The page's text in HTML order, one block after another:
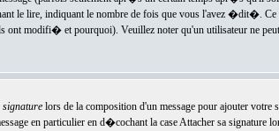
le lire, indiquant le nombre de fois que vous l'avez �dit�. Ce
modifi� et pourquoi). Veuillez noter qu'un utilisateur ne peut
signaturelors de la composition d'un message pour ajouter votre
en particulier en d�cochant la case Attacher sa signature